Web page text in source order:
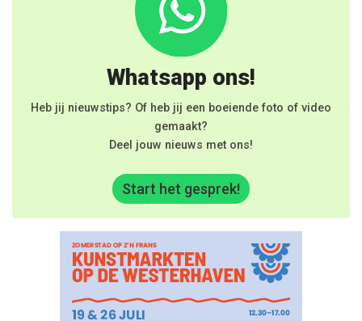
Whatsapp ons!
Heb jij nieuwstips? Of heb jij een boeiende foto of video
gemaakt?
Deel jouw nieuws met ons!
Start het gesprek!